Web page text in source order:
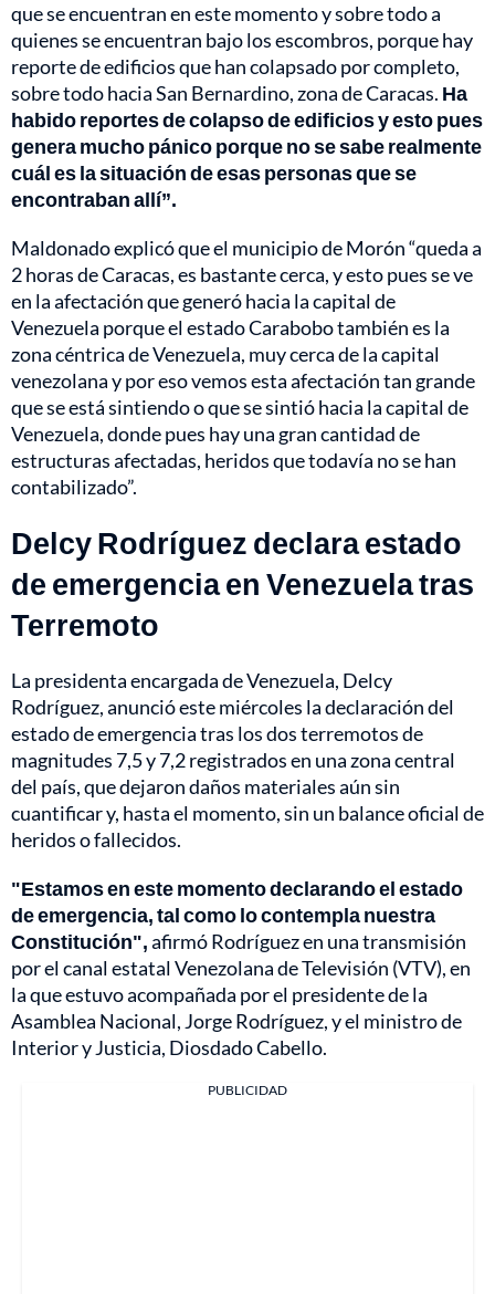
que se encuentran en este momento y sobre todo a
quienes se encuentran bajo los escombros, porque hay
reporte de edificios que han colapsado por completo,
sobre todo hacia San Bernardino, zona de Caracas. Ha
habido reportes de colapso de edificios y esto pues
genera mucho pánico porque no se sabe realmente
cuál es la situación de esas personas que se
encontraban allí”.
Maldonado explicó que el municipio de Morón “queda a
2 horas de Caracas, es bastante cerca, y esto pues se ve
en la afectación que generó hacia la capital de
Venezuela porque el estado Carabobo también es la
zona céntrica de Venezuela, muy cerca de la capital
venezolana y por eso vemos esta afectación tan grande
que se está sintiendo o que se sintió hacia la capital de
Venezuela, donde pues hay una gran cantidad de
estructuras afectadas, heridos que todavía no se han
contabilizado”.
Delcy Rodríguez declara estado
de emergencia en Venezuela tras
Terremoto
La presidenta encargada de Venezuela, Delcy
Rodríguez, anunció este miércoles la declaración del
estado de emergencia tras los dos terremotos de
magnitudes 7,5 y 7,2 registrados en una zona central
del país, que dejaron daños materiales aún sin
cuantificar y, hasta el momento, sin un balance oficial de
heridos o fallecidos.
"Estamos en este momento declarando el estado
de emergencia, tal como lo contempla nuestra
Constitución",afirmó Rodríguez en una transmisión
por el canal estatal Venezolana de Televisión (VTV), en
la que estuvo acompañada por el presidente de la
Asamblea Nacional, Jorge Rodríguez, y el ministro de
Interior y Justicia, Diosdado Cabello.
PUBLICIDAD